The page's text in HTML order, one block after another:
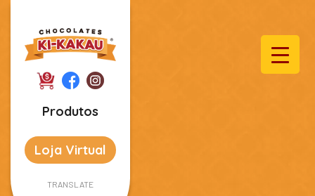
Produtos
Loja Virtual
TRANSLATE